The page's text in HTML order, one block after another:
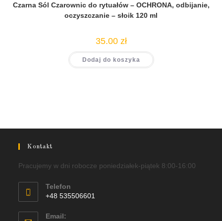
Czarna Sól Czarownic do rytuałów – OCHRONA, odbijanie,
oczyszczanie – słoik 120 ml
35.00 zł
Dodaj do koszyka
Kontakt
Pracujemy w dni robocze poniedziałek-piątek 8:00-16:00
Telefon
+48 535506601
Email: